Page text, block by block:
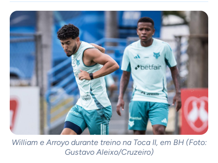
William e Arroyo durante treino na Toca II, em BH (Foto:
Gustavo Aleixo/Cruzeiro)